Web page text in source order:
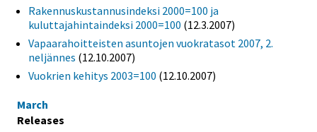
Rakennuskustannusindeksi 2000=100 ja
kuluttajahintaindeksi 2000=100 (12.3.2007)
Vapaarahoitteisten asuntojen vuokratasot 2007, 2.
neljännes (12.10.2007)
Vuokrien kehitys 2003=100 (12.10.2007)
March
Releases